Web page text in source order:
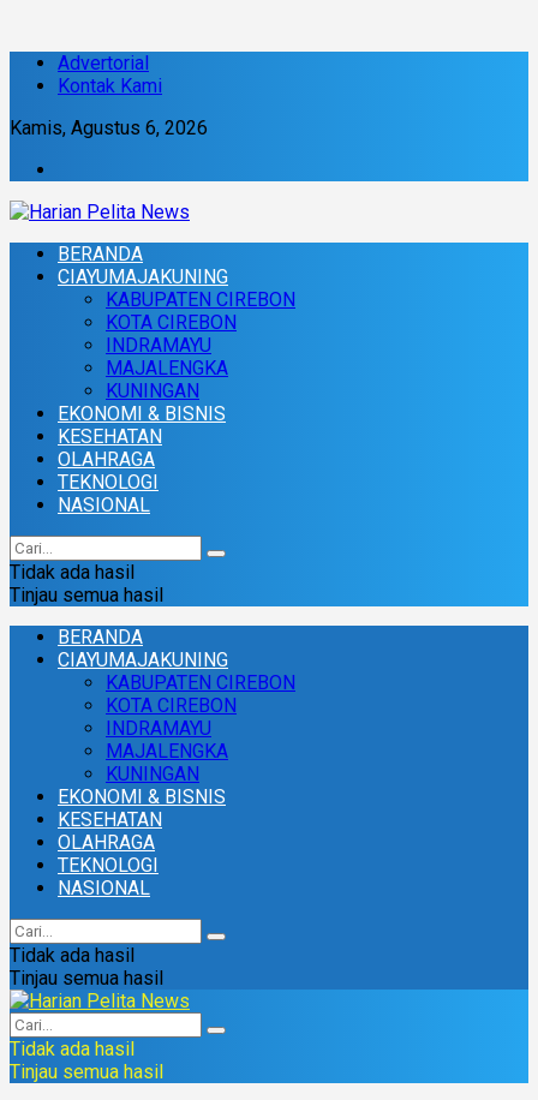
Advertorial
Kontak Kami
Kamis, Agustus 6, 2026
BERANDA
CIAYUMAJAKUNING
KABUPATEN CIREBON
KOTA CIREBON
INDRAMAYU
MAJALENGKA
KUNINGAN
EKONOMI & BISNIS
KESEHATAN
OLAHRAGA
TEKNOLOGI
NASIONAL
Tidak ada hasil
Tinjau semua hasil
BERANDA
CIAYUMAJAKUNING
KABUPATEN CIREBON
KOTA CIREBON
INDRAMAYU
MAJALENGKA
KUNINGAN
EKONOMI & BISNIS
KESEHATAN
OLAHRAGA
TEKNOLOGI
NASIONAL
Tidak ada hasil
Tinjau semua hasil
Tidak ada hasil
Tinjau semua hasil